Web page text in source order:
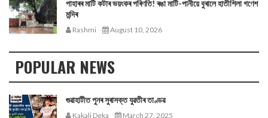
পাহাৰৰ মাটি কটাৰ ভয়ংকৰ পৰিণতি! ৰঙা মাটি-পানীয়ে বুৰালে হাতীশিলা গণেশ
মন্দিৰ
Rashmi August 10, 2026
POPULAR NEWS
গুৱাহাটীত পুনৰ সুৰাসক্ত যুৱতীৰ তাণ্ডৱ
Kakali Deka March 27, 2025